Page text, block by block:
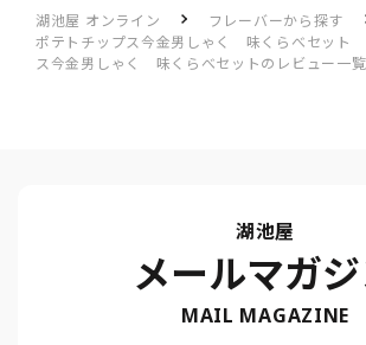
湖池屋 オンライン
フレーバーから探す
ポテトチップス今金男しゃく 味くらべセット
ス今金男しゃく 味くらべセットのレビュー一覧
湖池屋
メールマガ
MAIL MAGAZINE